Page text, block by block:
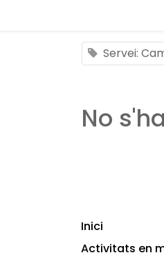
Servei:
No
Inici
Activitats en